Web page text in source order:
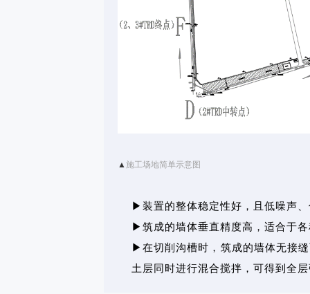
▲ 施工场地简单示意图
▶装置的整体稳定性好，且低噪声
▶筑成的墙体垂直精度高，适合于
▶在切削沟槽时，筑成的墙体无接
土层同时进行混合搅拌，可得到全